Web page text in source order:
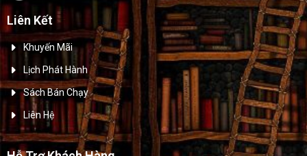
Liên Kết
Khuyến Mãi
Lịch Phát Hành
Sách Bán Chạy
Liên Hệ